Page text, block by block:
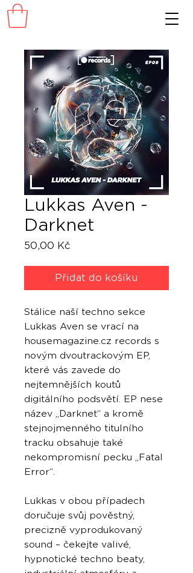
Lukkas Aven -
Darknet
50,00 Kč
Přidat do košíku
Stálice naší techno sekce
Lukkas Aven se vrací na
housemagazine.cz records s
novým dvoutrackovým EP,
které vás zavede do
nejtemnějších koutů
digitálního podsvětí. EP nese
název „Darknet“ a kromě
stejnojmenného titulního
tracku obsahuje také
nekompromisní pecku „Fatal
Error“.
Lukkas v obou případech
doručuje svůj pověstný,
precizně vyprodukovaný
sound – čekejte valivé,
hypnotické techno beaty,